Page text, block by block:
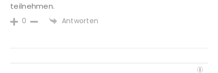
teilnehmen.
0 Antworten